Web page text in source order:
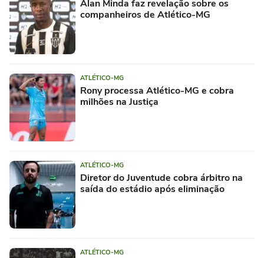
Alan Minda faz revelação sobre os
companheiros de Atlético-MG
ATLÉTICO-MG
Rony processa Atlético-MG e cobra
milhões na Justiça
ATLÉTICO-MG
Diretor do Juventude cobra árbitro na
saída do estádio após eliminação
ATLÉTICO-MG